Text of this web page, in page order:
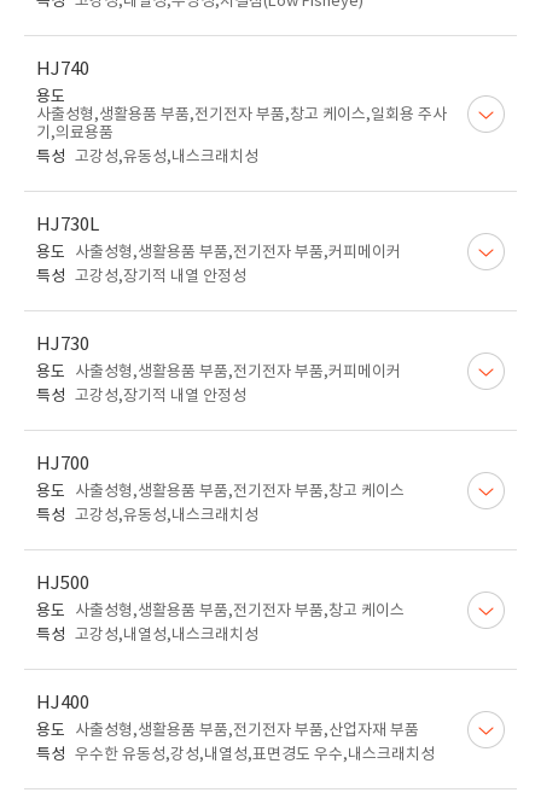
HJ740
용도
사출성형,생활용품 부품,전기전자 부품,창고 케이스,일회용 주사
기,의료용품
특성 고강성,유동성,내스크래치성
HJ730L
용도
사출성형,생활용품 부품,전기전자 부품,커피메이커
특성 고강성,장기적 내열 안정성
HJ730
용도
사출성형,생활용품 부품,전기전자 부품,커피메이커
특성 고강성,장기적 내열 안정성
HJ700
용도
사출성형,생활용품 부품,전기전자 부품,창고 케이스
특성 고강성,유동성,내스크래치성
HJ500
용도
사출성형,생활용품 부품,전기전자 부품,창고 케이스
특성 고강성,내열성,내스크래치성
HJ400
용도
사출성형,생활용품 부품,전기전자 부품,산업자재 부품
특성 우수한 유동성,강성,내열성,표면경도 우수,내스크래치성